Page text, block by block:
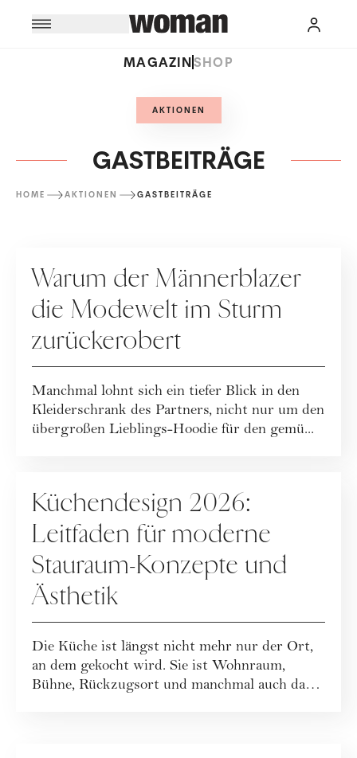
MAGAZINSHOP
AKTIONEN
GASTBEITRÄGE
HOME AKTIONEN GASTBEITRÄGE
Warum der Männerblazer
die Modewelt im Sturm
zurückerobert
Manchmal lohnt sich ein tiefer Blick in den
Kleiderschrank des Partners, nicht nur um den
übergroßen Lieblings-Hoodie für den gemü...
Küchendesign 2026:
Leitfaden für moderne
Stauraum-Konzepte und
Ästhetik
Die Küche ist längst nicht mehr nur der Ort,
an dem gekocht wird. Sie ist Wohnraum,
Bühne, Rückzugsort und manchmal auch das